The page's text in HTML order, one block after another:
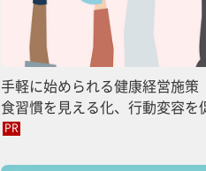
手軽に始められる健康経営施
食習慣を見える化、行動変容を
PR